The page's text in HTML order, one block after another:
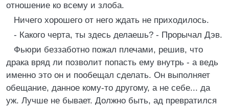
отношение ко всему и злоба.
Ничего хорошего от него ждать не приходилось.
- Какого черта, ты здесь делаешь? - Прорычал Дэв.
Фьюри беззаботно пожал плечами, решив, что
драка вряд ли позволит попасть ему внутрь - а ведь
именно это он и пообещал сделать. Он выполняет
обещание, данное кому-то другому, а не себе... да
уж. Лучше не бывает. Должно быть, ад превратился